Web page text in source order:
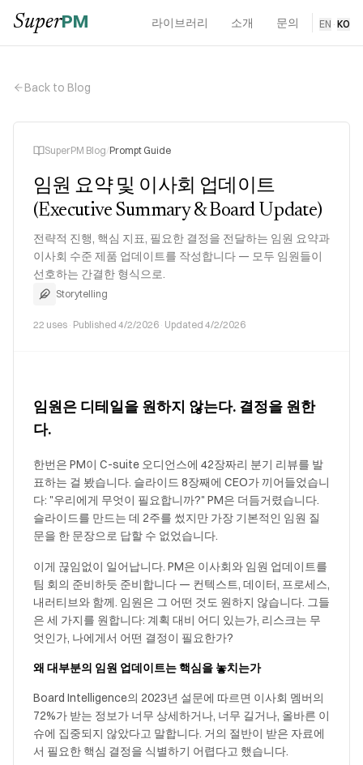
SuperPM 라이브러리 소개 문의 EN · KO
Back to Blog
SuperPM Blog/Prompt Guide
임원 요약 및 이사회 업데이트
(Executive Summary & Board Update)
전략적 진행, 핵심 지표, 필요한 결정을 전달하는 임원 요약과
이사회 수준 제품 업데이트를 작성합니다 — 모두 임원들이
선호하는 간결한 형식으로.
Storytelling
22 uses · Published 4/2/2026 · Updated 4/2/2026
임원은 디테일을 원하지 않는다. 결정을 원한
다.
한번은 PM이 C-suite 오디언스에 42장짜리 분기 리뷰를 발
표하는 걸 봤습니다. 슬라이드 8장째에 CEO가 끼어들었습니
다: "우리에게 무엇이 필요합니까?" PM은 더듬거렸습니다.
슬라이드를 만드는 데 2주를 썼지만 가장 기본적인 임원 질
문을 한 문장으로 답할 수 없었습니다.
이게 끊임없이 일어납니다. PM은 이사회와 임원 업데이트를
팀 회의 준비하듯 준비합니다 — 컨텍스트, 데이터, 프로세스,
내러티브와 함께. 임원은 그 어떤 것도 원하지 않습니다. 그들
은 세 가지를 원합니다: 계획 대비 어디 있는가, 리스크는 무
엇인가, 나에게서 어떤 결정이 필요한가?
왜 대부분의 임원 업데이트는 핵심을 놓치는가
Board Intelligence의 2023년 설문에 따르면 이사회 멤버의
72%가 받는 정보가 너무 상세하거나, 너무 길거나, 올바른 이
슈에 집중되지 않았다고 말합니다. 거의 절반이 받은 자료에
서 필요한 핵심 결정을 식별하기 어렵다고 했습니다.